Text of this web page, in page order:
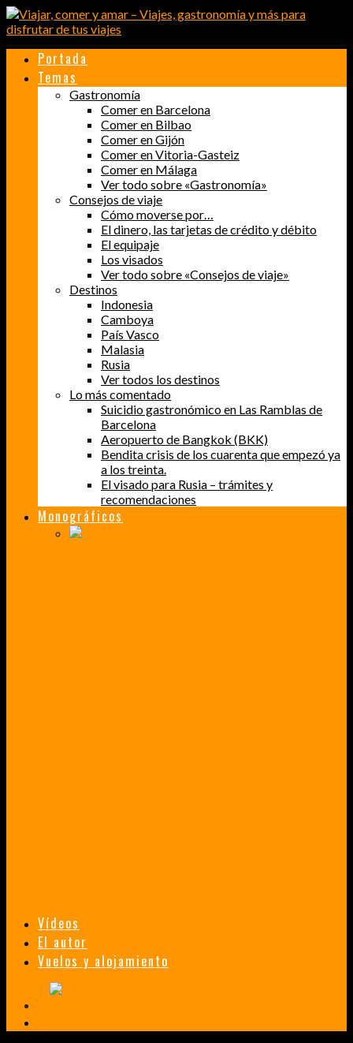
Portada
Temas
Gastronomía
Comer en Barcelona
Comer en Bilbao
Comer en Gijón
Comer en Vitoria-Gasteiz
Comer en Málaga
Ver todo sobre «Gastronomía»
Consejos de viaje
Cómo moverse por…
El dinero, las tarjetas de crédito y débito
El equipaje
Los visados
Ver todo sobre «Consejos de viaje»
Destinos
Indonesia
Camboya
País Vasco
Malasia
Rusia
Ver todos los destinos
Lo más comentado
Suicidio gastronómico en Las Ramblas de
Barcelona
Aeropuerto de Bangkok (BKK)
Bendita crisis de los cuarenta que empezó ya
a los treinta.
El visado para Rusia – trámites y
recomendaciones
Monográficos
Vídeos
El autor
Vuelos y alojamiento